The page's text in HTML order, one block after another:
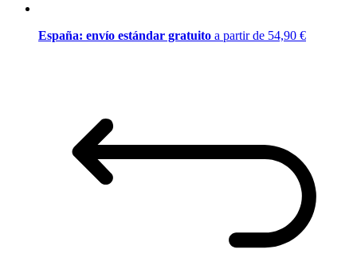
España: envío estándar gratuito a partir de 54,90 €